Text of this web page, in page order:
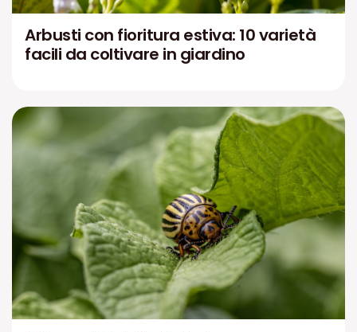
Arbusti con fioritura estiva: 10 varietà
facili da coltivare in giardino